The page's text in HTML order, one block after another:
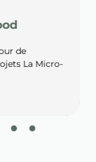
de
La Micro-